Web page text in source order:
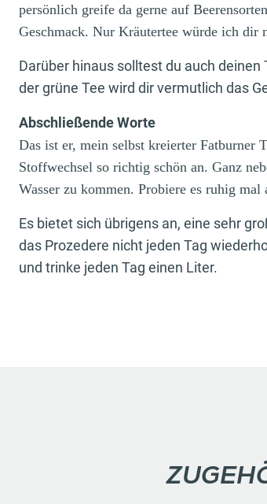
persönlich greife da gerne auf
Geschmack. Nur Kräutertee würde ich dir
Darüber hinaus solltest du auch
der grüne Tee wird dir vermutlich das
Abschließende Worte
Das ist er, mein selbst kreierter Fatburner
Stoffwechsel so richtig schön an. Ganz
Wasser zu kommen. Probiere es ruhig mal
Es bietet sich übrigens an, eine sehr
das Prozedere nicht jeden Tag
und trinke jeden Tag einen Liter.